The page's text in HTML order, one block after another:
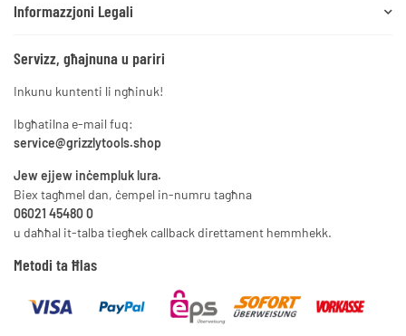
Informazzjoni Legali
Servizz, għajnuna u pariri
Inkunu kuntenti li ngħinuk!
Ibgħatilna e-mail fuq:
service@grizzlytools.shop
Jew ejjew inċempluk lura.
Biex tagħmel dan, ċempel in-numru tagħna
06021 45480 0
u daħħal it-talba tiegħek callback direttament hemmhekk.
Metodi ta Ħlas